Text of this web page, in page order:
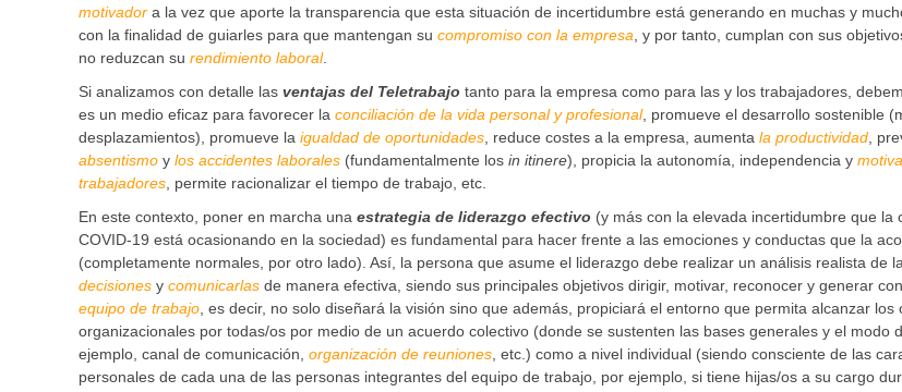
motivador a la vez que aporte la transparencia que esta situación de incertidumbre está generando en muchas y
con la finalidad de guiarles para que mantengan su compromiso con la empresa, y por tanto, cumplan con sus
no reduzcan su rendimiento laboral.
Si analizamos con detalle las ventajas del Teletrabajo tanto para la empresa como para las y los trabajadores,
es un medio eficaz para favorecer la conciliación de la vida personal y profesional, promueve el desarrollo sostenible
desplazamientos), promueve la igualdad de oportunidades, reduce costes a la empresa, aumenta la productividad,
absentismo y los accidentes laborales (fundamentalmente los in itinere), propicia la autonomía, independencia y
trabajadores, permite racionalizar el tiempo de trabajo, etc.
En este contexto, poner en marcha una estrategia de liderazgo efectivo (y más con la elevada incertidumbre que la
COVID-19 está ocasionando en la sociedad) es fundamental para hacer frente a las emociones y conductas que la
(completamente normales, por otro lado). Así, la persona que asume el liderazgo debe realizar un análisis realista de
decisiones y comunicarlas de manera efectiva, siendo sus principales objetivos dirigir, motivar, reconocer y generar
equipo de trabajo, es decir, no solo diseñará la visión sino que además, propiciará el entorno que permita alcanzar los
organizacionales por todas/os por medio de un acuerdo colectivo (donde se sustenten las bases generales y el modo
ejemplo, canal de comunicación, organización de reuniones, etc.) como a nivel individual (siendo consciente de las
personales de cada una de las personas integrantes del equipo de trabajo, por ejemplo, si tiene hijas/os a su cargo